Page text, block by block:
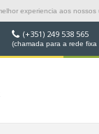
experiencia aos
(+351) 249 538 565
(chamada para a rede fixa